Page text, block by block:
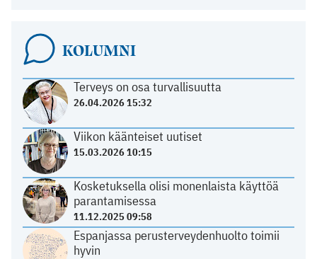
KOLUMNI
Terveys on osa turvallisuutta
26.04.2026 15:32
Viikon käänteiset uutiset
15.03.2026 10:15
Kosketuksella olisi monenlaista käyttöä
parantamisessa
11.12.2025 09:58
Espanjassa perusterveydenhuolto toimii
hyvin